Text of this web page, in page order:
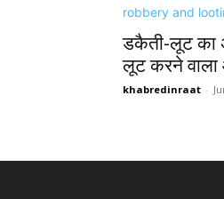
डकैती-लूट का
लूट करने वाला
khabredinraat -